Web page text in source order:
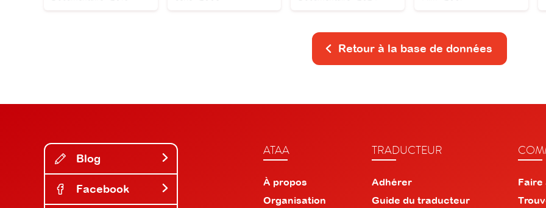
Retour à la base de données
Blog
Facebook
ATAA
À propos
Organisation
TRADUCTEUR
Adhérer
Guide du traducteur